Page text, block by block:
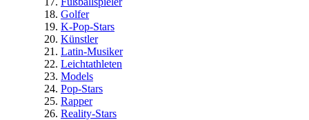
Golfer
K-Pop-Stars
Künstler
Latin-Musiker
Leichtathleten
Models
Pop-Stars
Rapper
Reality-Stars